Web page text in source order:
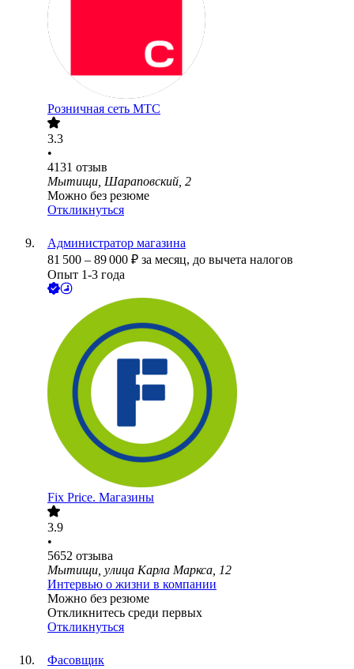
Розничная сеть МТС
3.3
•
4131 отзыв
Мытищи, Шараповский, 2
Можно без резюме
Откликнуться
Администратор магазина
81 500 – 89 000 ₽ за месяц, до вычета налогов
Опыт 1-3 года
Fix Price. Магазины
3.9
•
5652 отзыва
Мытищи, улица Карла Маркса, 12
Интервью о жизни в компании
Можно без резюме
Откликнитесь среди первых
Откликнуться
Фасовщик